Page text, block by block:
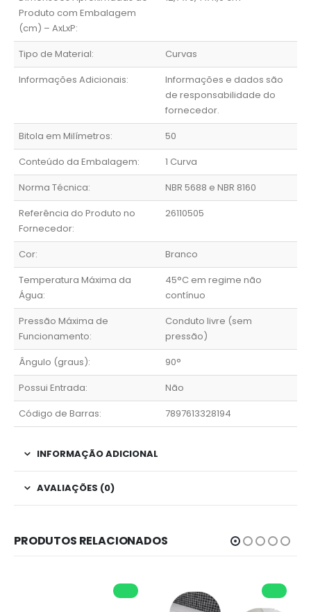
Produto com Embalagem
(cm) – AxLxP:
Tipo de Material:
Curvas
Informações Adicionais:
Informações e dados são
de responsabilidade do
fornecedor.
Bitola em Milímetros:
50
Conteúdo da Embalagem:
1 Curva
Norma Técnica:
NBR 5688 e NBR 8160
Referência do Produto no
Fornecedor:
26110505
Cor:
Branco
Temperatura Máxima da
Água:
45°C em regime não
contínuo
Pressão Máxima de
Funcionamento:
Conduto livre (sem
pressão)
Ângulo (graus):
90°
Possui Entrada:
Não
Código de Barras:
7897613328194
INFORMAÇÃO ADICIONAL
AVALIAÇÕES (0)
PRODUTOS RELACIONADOS